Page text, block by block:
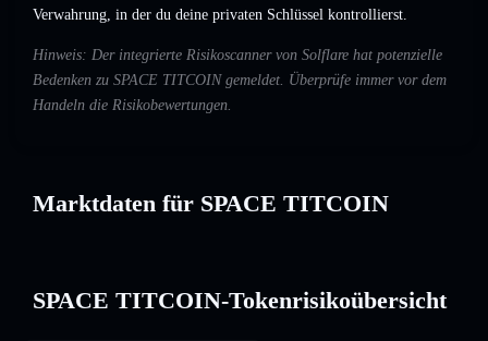
Verwahrung, in der du deine privaten Schlüssel kontrollierst.
Hinweis: Der integrierte Risikoscanner von Solflare hat potenzielle
Bedenken zu SPACE TITCOIN gemeldet. Überprüfe immer vor dem
Handeln die Risikobewertungen.
Marktdaten für SPACE TITCOIN
SPACE TITCOIN-Tokenrisikoübersicht